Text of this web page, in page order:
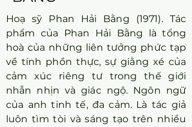
Hoạ sỹ Phan Hải Bằng (1971). Tác
phẩm của Phan Hải Bằng là tổng
hoà của những liên tưởng phức tạp
về tính phồn thực, sự giằng xé của
cảm xúc riêng tư trong thế giới
nhẫn nhịn và giác ngộ. Ngôn ngữ
của anh tinh tế, đa cảm. Là tác giả
luôn tìm tòi và sáng tạo trên nhiều